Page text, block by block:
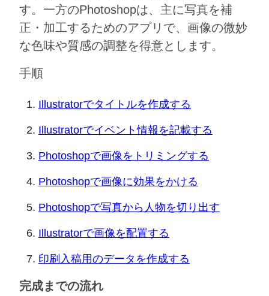
す。一方のPhotoshopは、主に写真を補
正・加工するためのアプリで、画像の微妙
な色味や質感の調整を得意とします。
⼿順
Illustratorでタイトルを作成する
Illustratorでイベント情報を記載する
Photoshopで画像をトリミングする
Photoshopで画像に効果をかける
Photoshopで写真から人物を切り出す
Illustratorで画像を配置する
印刷入稿用のデータを作成する
完成までの流れ